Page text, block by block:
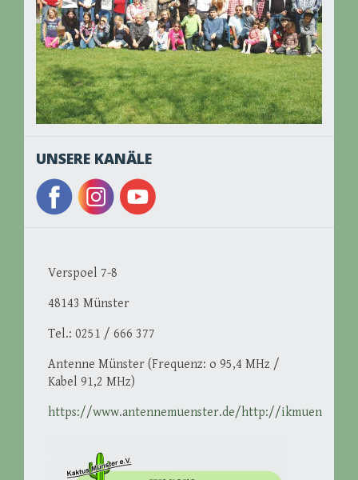
UNSERE KANÄLE
Verspoel 7-8
48143 Münster
Tel.: 0251 / 666 377
Antenne Münster (Frequenz: o 95,4 MHz /
Kabel 91,2 MHz)
https://www.antennemuenster.de/http://